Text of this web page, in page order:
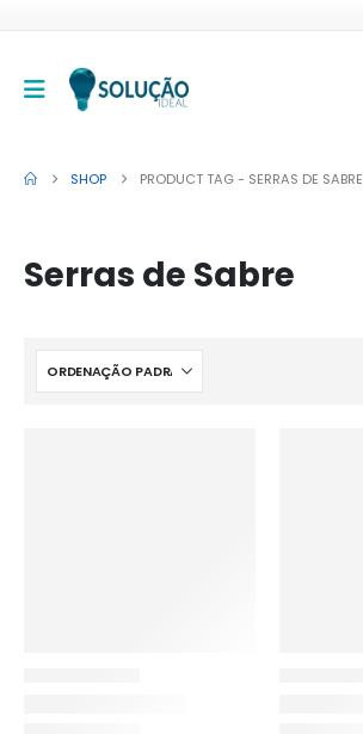
SHOP PRODUCT TAG - SERRAS DE SABRE
Serras de Sabre